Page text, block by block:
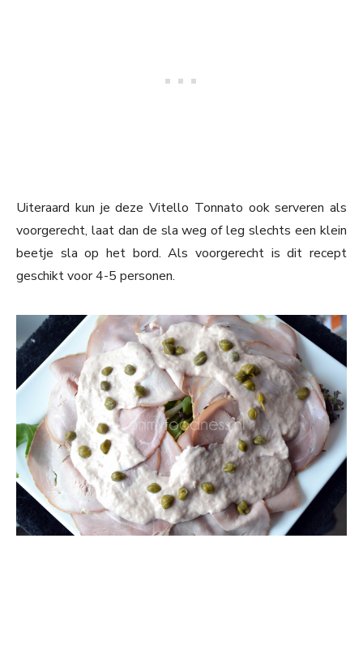
Uiteraard kun je deze Vitello Tonnato ook serveren als
voorgerecht, laat dan de sla weg of leg slechts een klein
beetje sla op het bord. Als voorgerecht is dit recept
geschikt voor 4-5 personen.